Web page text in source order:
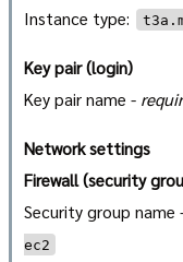
Instance type:
Key pair (login)
Key pair name -
Network settings
Firewall (security
Security group name
ec2